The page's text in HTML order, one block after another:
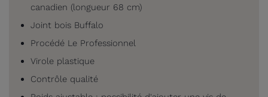
canadien (longueur 68 cm)
Joint bois Buffalo
Procédé Le Professionnel
Virole plastique
Contrôle qualité